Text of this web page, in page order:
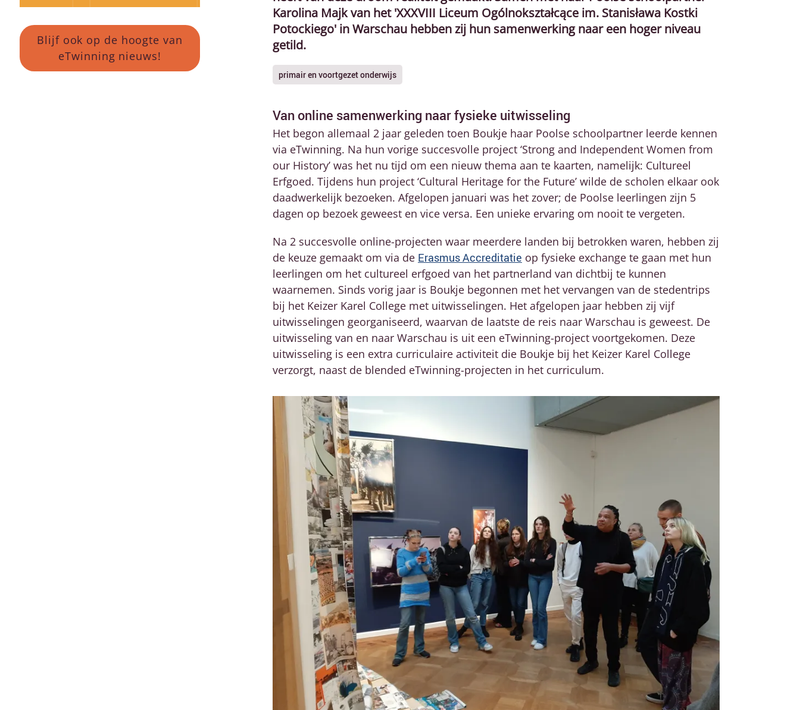
Blijf ook op de hoogte van
eTwinning nieuws!
Karolina Majk van het 'XXXVIII Liceum Ogólnokształcące im. Stanisława Kostki
Potockiego' in Warschau hebben zij hun samenwerking naar een hoger niveau
getild.
primair en voortgezet onderwijs
Van online samenwerking naar fysieke uitwisseling
Het begon allemaal 2 jaar geleden toen Boukje haar Poolse schoolpartner leerde kennen
via eTwinning. Na hun vorige succesvolle project ‘Strong and Independent Women from
our History’ was het nu tijd om een nieuw thema aan te kaarten, namelijk: Cultureel
Erfgoed. Tijdens hun project ‘Cultural Heritage for the Future’ wilde de scholen elkaar ook
daadwerkelijk bezoeken. Afgelopen januari was het zover; de Poolse leerlingen zijn 5
dagen op bezoek geweest en vice versa. Een unieke ervaring om nooit te vergeten.
Na 2 succesvolle online-projecten waar meerdere landen bij betrokken waren, hebben zij
de keuze gemaakt om via de Erasmus Accreditatie op fysieke exchange te gaan met hun
leerlingen om het cultureel erfgoed van het partnerland van dichtbij te kunnen
waarnemen. Sinds vorig jaar is Boukje begonnen met het vervangen van de stedentrips
bij het Keizer Karel College met uitwisselingen. Het afgelopen jaar hebben zij vijf
uitwisselingen georganiseerd, waarvan de laatste de reis naar Warschau is geweest. De
uitwisseling van en naar Warschau is uit een eTwinning-project voortgekomen. Deze
uitwisseling is een extra curriculaire activiteit die Boukje bij het Keizer Karel College
verzorgt, naast de blended eTwinning-projecten in het curriculum.